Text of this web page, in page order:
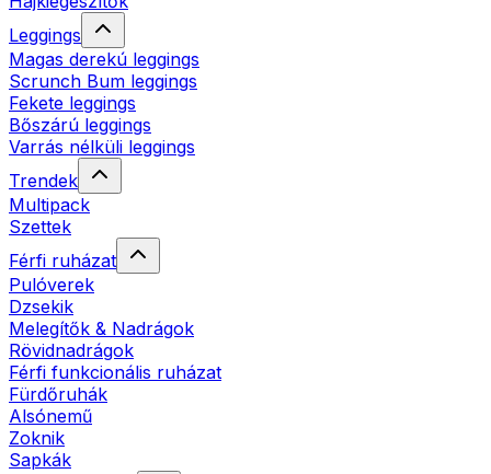
Leggings
Magas derekú leggings
Scrunch Bum leggings
Fekete leggings
Bőszárú leggings
Varrás nélküli leggings
Trendek
Multipack
Szettek
Férfi ruházat
Pulóverek
Dzsekik
Melegítők & Nadrágok
Rövidnadrágok
Férfi funkcionális ruházat
Fürdőruhák
Alsónemű
Zoknik
Sapkák